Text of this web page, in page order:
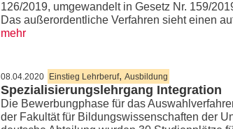
126/2019, umgewandelt in Gesetz Nr. 159/
Das außerordentliche Verfahren sieht einen
mehr
08.04.2020 Einstieg Lehrberuf, Ausbildung
Spezialisierungslehrgang Integration
Die Bewerbungphase für das
der Fakultät für Bildungswissenschaften der